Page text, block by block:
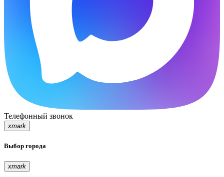
Телефонный звонок
xmark
Выбор города
xmark